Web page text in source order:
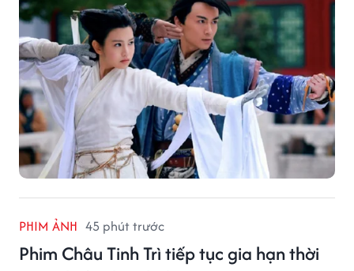
PHIM ẢNH 45 phút trước
Phim Châu Tinh Trì tiếp tục gia hạn thời